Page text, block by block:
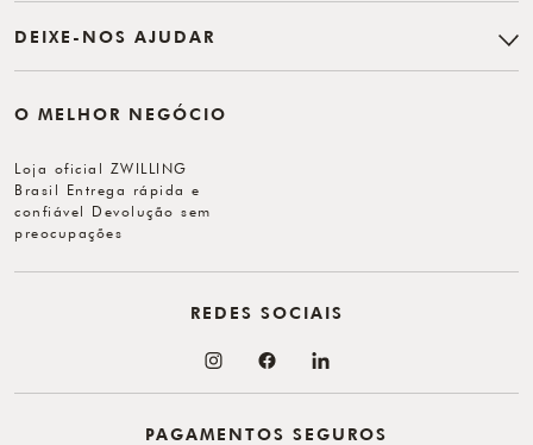
DEIXE-NOS AJUDAR
O MELHOR NEGÓCIO
Loja oficial ZWILLING
Brasil Entrega rápida e
confiável Devolução sem
preocupações
PAGAMENTOS SEGUROS
REDES SOCIAIS